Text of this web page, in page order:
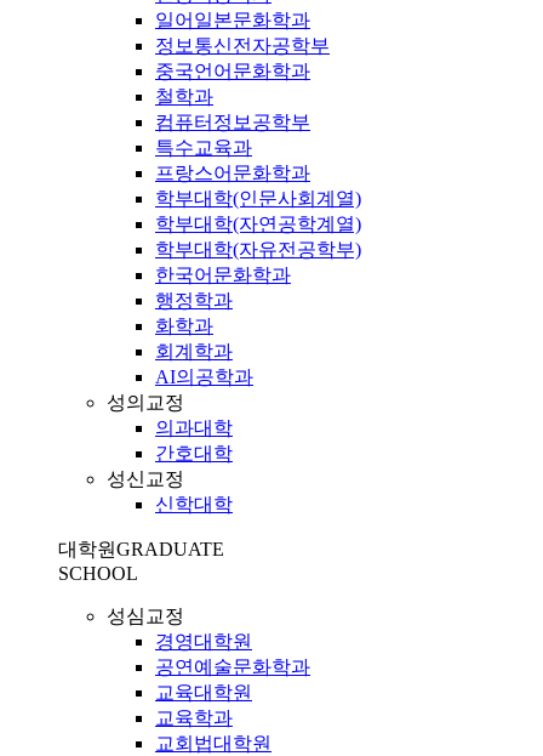
일어일본문화학과
정보통신전자공학부
중국언어문화학과
철학과
컴퓨터정보공학부
특수교육과
프랑스어문화학과
학부대학(인문사회계열)
학부대학(자연공학계열)
학부대학(자유전공학부)
한국어문화학과
행정학과
화학과
회계학과
AI의공학과
성의교정
의과대학
간호대학
성신교정
신학대학
대학원GRADUATE
SCHOOL
성심교정
경영대학원
공연예술문화학과
교육대학원
교육학과
교회법대학원